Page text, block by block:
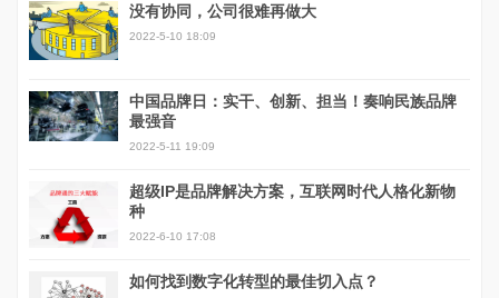
没有协同，公司很难再做大
2022-5-10 18:09
中国品牌日：实干、创新、担当！奏响民族品牌
最强音
2022-5-11 19:09
超级IP是品牌解决方案，互联网时代人格化新物
种
2022-6-10 17:08
如何找到数字化转型的最佳切入点？